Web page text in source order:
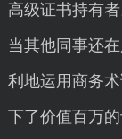
高级证书持有
当其他同事还
利地运用商务
下了价值百万